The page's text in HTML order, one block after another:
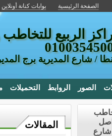
الصفحة الرئيسية بوابات كنانة أونلاين
الربيع
/ شارع المديرية برج المديرية
الصور الروابط التحميلات
المقالات
شارع